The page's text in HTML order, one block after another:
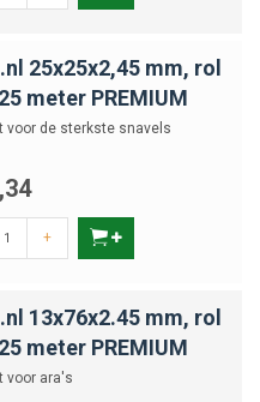
25x25x2,45 mm, rol
meter PREMIUM
voor de sterkste snavels
+
13x76x2.45 mm, rol
meter PREMIUM
voor ara's